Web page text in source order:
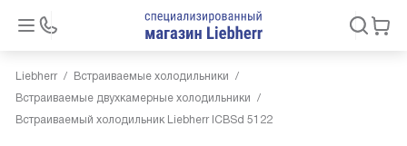
Liebherr
Встраиваемые холодильники
Встраиваемые двухкамерные холодильники
Встраиваемый холодильник Liebherr ICBSd 5122